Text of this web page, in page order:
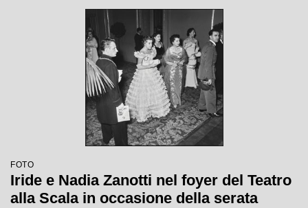
FOTO
Iride e Nadia Zanotti nel foyer del Teatro
alla Scala in occasione della serata